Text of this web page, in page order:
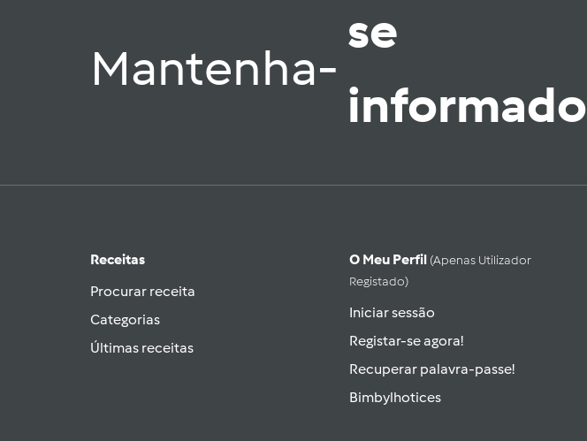
Mantenha-
se
informado
Receitas
Procurar receita
Categorias
Últimas receitas
O Meu Perfil (apenas Utilizador
Registado)
Iniciar sessão
Registar-se agora!
Recuperar palavra-passe!
Bimbylhotices